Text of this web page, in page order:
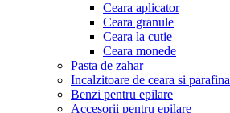
Ceara aplicator
Ceara granule
Ceara la cutie
Ceara monede
Pasta de zahar
Incalzitoare de ceara si parafina
Benzi pentru epilare
Accesorii pentru epilare